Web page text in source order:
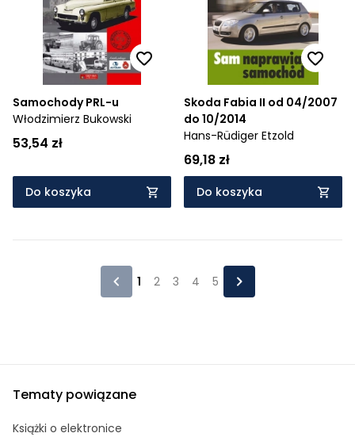
Samochody PRL-u
Włodzimierz Bukowski
53,54 zł
Do koszyka
Skoda Fabia II od 04/2007
do 10/2014
Hans-Rüdiger Etzold
69,18 zł
Do koszyka
1 2 3 4 5
Tematy powiązane
Książki o elektronice